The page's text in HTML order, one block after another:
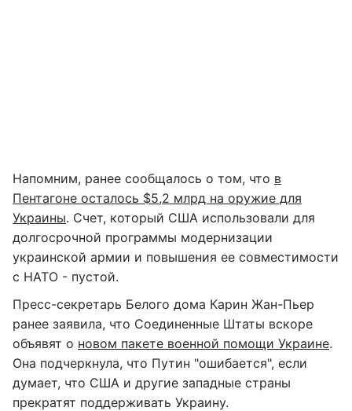
Напомним, ранее сообщалось о том, что в
Пентагоне осталось $5,2 млрд на оружие для
Украины. Счет, который США использовали для
долгосрочной программы модернизации
украинской армии и повышения ее совместимости
с НАТО - пустой.
Пресс-секретарь Белого дома Карин Жан-Пьер
ранее заявила, что Соединенные Штаты вскоре
объявят о новом пакете военной помощи Украине.
Она подчеркнула, что Путин "ошибается", если
думает, что США и другие западные страны
прекратят поддерживать Украину.